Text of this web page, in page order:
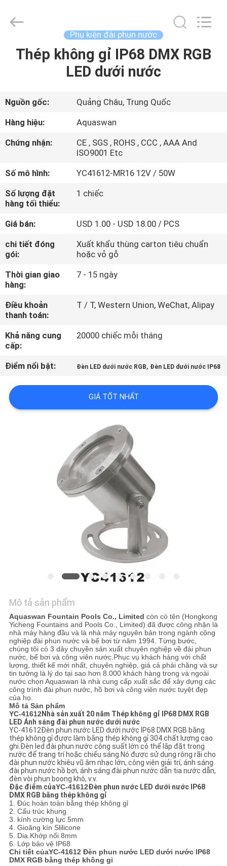
TRANG
CÁC
SẢN
PHẨM
VỀ
CHÚNG
TÔI
THAM
QUAN
NHÀ
MÁY
KIỂM
SOÁT
LƯỢNG
LIÊN
SƠ
ĐỒ
TRANG
WEB
PRIVACY
POLICY
aquaswan
water
Phụ kiện đài phun nước
Thép không gỉ IP68 DMX RGB
LED dưới nước
Nguồn gốc:
Quảng Châu, Trung Quốc
Hàng hiệu:
Aquaswan
Chứng nhận:
CE , SGS , ROHS , CCC , AAA And
ISO9001 Etc
Số mô hình:
YC41612-MR16 12V / 50W
Số lượng đặt
hàng tối thiểu:
1 chiếc
Giá bán:
USD 1.00 - USD 18.00 / PCS
chi tiết đóng
gói:
Xuất khẩu thùng carton tiêu chuẩn
hoặc vỏ gỗ
Thời gian giao
hàng:
7 - 15 ngày
Điều khoản
thanh toán:
T / T, Western Union, WeChat, Alipay
Khả năng cung
cấp:
20000 chiếc mỗi tháng
Điểm nổi bật: Đèn LED dưới nước RGB, Đèn LED dưới nước IP68
GIÁ TỐT NHẤT
Mô tả sản phẩm
Aquaswan Fountain Pools Co., Limited còn có tên (Hongkong
Yicheng Fountains and Pools Co., Limited) đã được công nhận là
nhà máy hàng đầu và là nhà máy nguyên bản trong ngành công
nghiệp đài phun nước và bể bơi từ năm 1994. Từng bước,
chúng tôi có 3 dây chuyền sản xuất chuyên nghiệp về đài phun
nước, bể bơi và công viên nước.Phục vụ khách hàng với chất
lượng, thiết kế mới nhất, chuyên nghiệp, giá cả phải chăng và sự
tin tưởng là lý do tại sao hơn 8.000 khách hàng trong và ngoài
nước chọn Aquaswan là nhà cung cấp xuất sắc để xây dựng các
công trình đài phun nước, hồ bơi và công viên nước tuyệt đẹp
của họ.
Mô tả Sản phẩm
YC-41612Nhà sản xuất 20 năm Thép không gỉ IP68 DMX RGB
LED Ánh sáng đài phun nước dưới nước
YC-41612Đèn phun nước LED dưới nước IP68 DMX RGB bằng
thép không gỉđược làm bằng thép không gỉ 304 chất lượng cao
ghi.Đèn led đài phun nước công suất lớn có thể lắp đặt trong
nước để trang trí hoặc chiếu sáng.Nó được sử dụng rộng rãi cho
đài phun nước khiêu vũ âm nhạc lớn, công viên giải trí, ánh sáng
đài phun nước hồ bơi, ánh sáng đài phun nước dẫn tia nước dẫn,
đèn vòi phun boong khô, v.v.
Đặc điểm củaYC-41612Đèn phun nước LED dưới nước IP68
DMX RGB bằng thép không gỉ
1. Đúc hoàn toàn bằng thép không gỉ
2. Cấu trúc khung
3. kính cường lực 5mm
4. Gioăng kín Slilicone
5. Dia.Khớp nối 8mm
6. Lớp bảo vệ IP68
Chi tiết củaYC-41612 Đèn phun nước LED dưới nước IP68
DMX RGB bằng thép không gỉ